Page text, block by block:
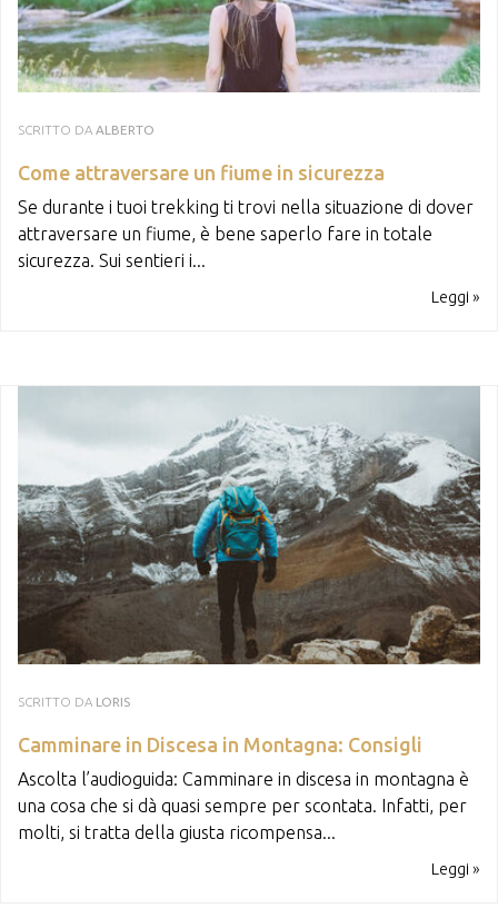
SCRITTO DA ALBERTO
Come attraversare un fiume in sicurezza
Se durante i tuoi trekking ti trovi nella situazione di dover
attraversare un fiume, è bene saperlo fare in totale
sicurezza. Sui sentieri i...
Leggi »
SCRITTO DA LORIS
Camminare in Discesa in Montagna: Consigli
Ascolta l’audioguida: Camminare in discesa in montagna è
una cosa che si dà quasi sempre per scontata. Infatti, per
molti, si tratta della giusta ricompensa...
Leggi »